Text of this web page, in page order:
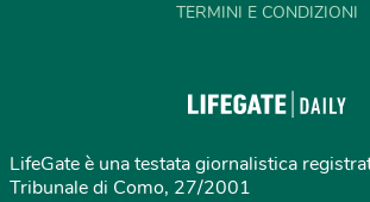
TERMINI E CONDIZIONI
LifeGate è una testata giornalistica
Tribunale di Como, 27/2001